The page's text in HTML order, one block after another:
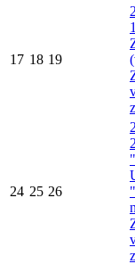
17 18 19
1
24 25 26
2